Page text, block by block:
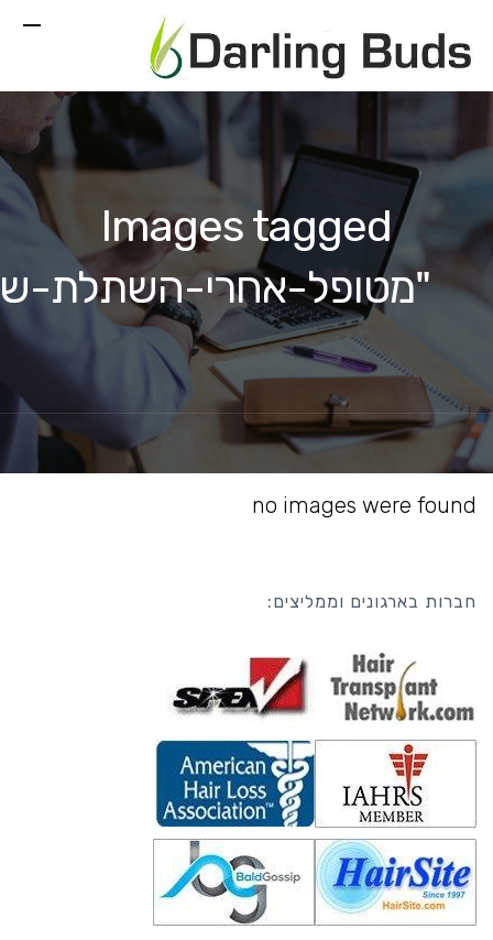
Images tagged
"מטופל-אחרי-השתלת-
no images were found
חברות בארגונים וממליצים: